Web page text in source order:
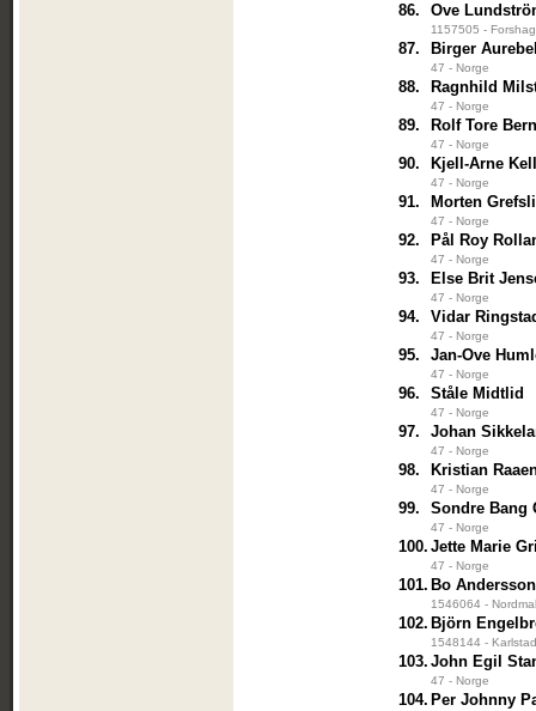
86. Ove
1157505 -
87. Birger
47 - Norge
88. Ragnhild
47 - Norge
89. Rolf Tore
47 - Norge
90. Kjell-Arne
47 - Norge
91. Morten
47 - Norge
92. Pål Roy
47 - Norge
93. Else Brit
47 - Norge
94. Vidar
47 - Norge
95. Jan-Ove
47 - Norge
96. Ståle Midtlid
47 - Norge
97. Johan
47 - Norge
98. Kristian
47 - Norge
99. Sondre Bang
47 - Norge
100. Jette Marie
47 - Norge
101. Bo Andersson
1546064 -
102. Björn
1548144 -
103. John Egil
47 - Norge
104. Per Johnny